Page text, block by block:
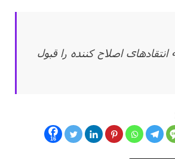
اصلاح کننده را قبول
16